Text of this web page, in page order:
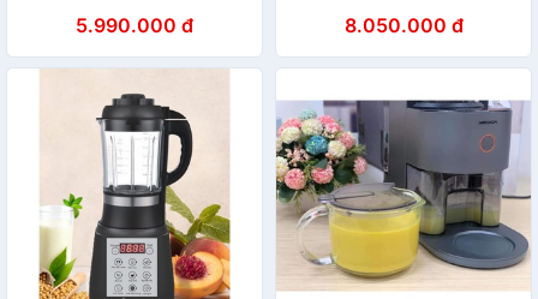
5.990.000 đ 8.050.000 đ